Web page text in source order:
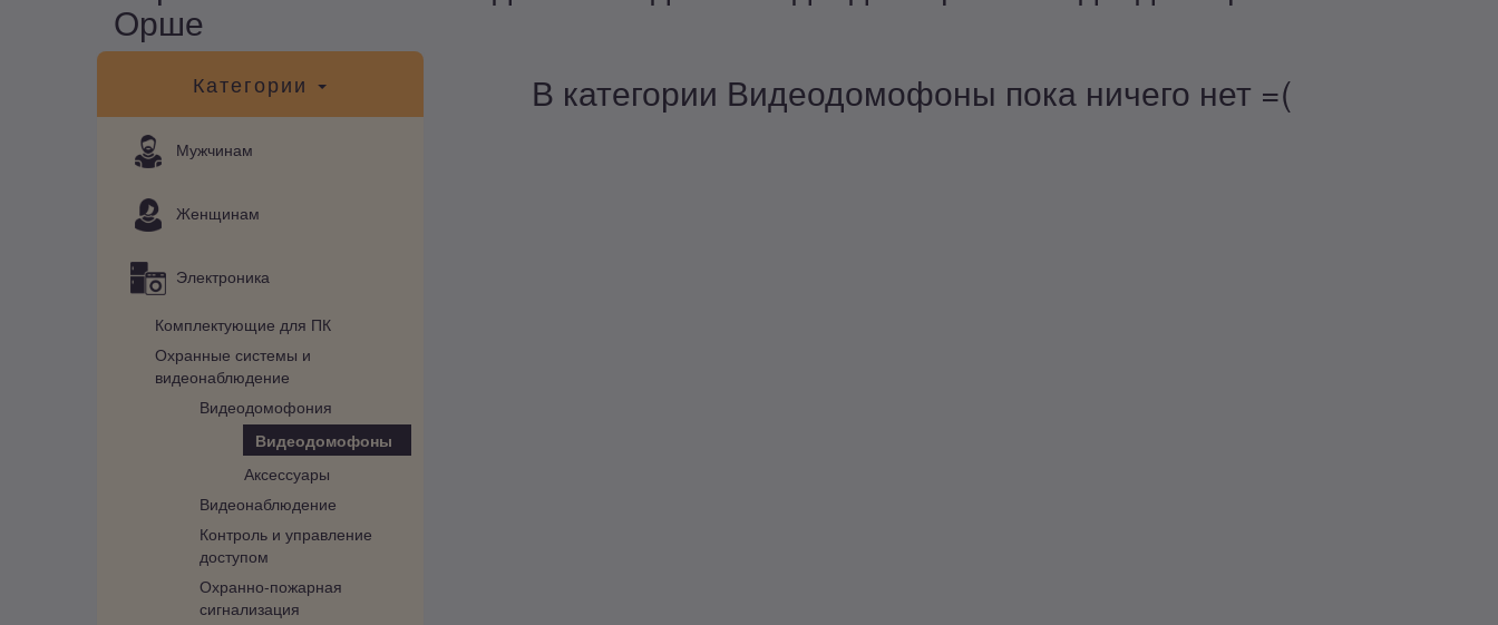
Орше
Категории
Мужчинам
Женщинам
Электроника
Комплектующие для ПК
Охранные системы и
видеонаблюдение
Видеодомофония
Видеодомофоны
Аксессуары
Видеонаблюдение
Контроль и управление
доступом
Охранно-пожарная
сигнализация
В категории Видеодомофоны пока ничего нет =(